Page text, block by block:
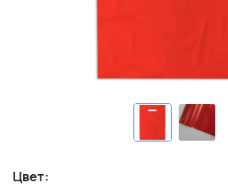
Цвет: